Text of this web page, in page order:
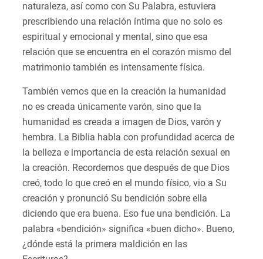
naturaleza, así como con Su Palabra, estuviera
prescribiendo una relación íntima que no solo es
espiritual y emocional y mental, sino que esa
relación que se encuentra en el corazón mismo del
matrimonio también es intensamente física.
También vemos que en la creación la humanidad
no es creada únicamente varón, sino que la
humanidad es creada a imagen de Dios, varón y
hembra. La Biblia habla con profundidad acerca de
la belleza e importancia de esta relación sexual en
la creación. Recordemos que después de que Dios
creó, todo lo que creó en el mundo físico, vio a Su
creación y pronunció Su bendición sobre ella
diciendo que era buena. Eso fue una bendición. La
palabra «bendición» significa «buen dicho». Bueno,
¿dónde está la primera maldición en las